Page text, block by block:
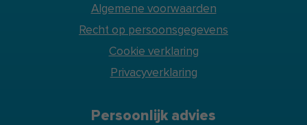
Algemene voorwaarden
Recht op persoonsgegevens
Cookie verklaring
Privacyverklaring
Persoonlijk advies